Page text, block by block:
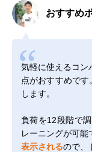
おすすめ
気軽に使えるコン
点がおすすめで
します。
負荷を12段階で
レーニングが可能
表示されるので、